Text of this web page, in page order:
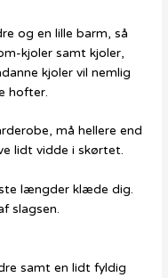
og en lille barm, så
kjoler samt kjoler,
kjoler vil nemlig
hofter.
må hellere end
lidt vidde i skørtet.
længder klæde dig.
slagsen.
samt en lidt fyldig